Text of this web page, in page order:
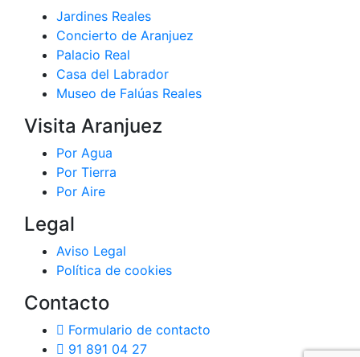
Jardines Reales
Concierto de Aranjuez
Palacio Real
Casa del Labrador
Museo de Falúas Reales
Visita Aranjuez
Por Agua
Por Tierra
Por Aire
Legal
Aviso Legal
Política de cookies
Contacto
Formulario de contacto
91 891 04 27